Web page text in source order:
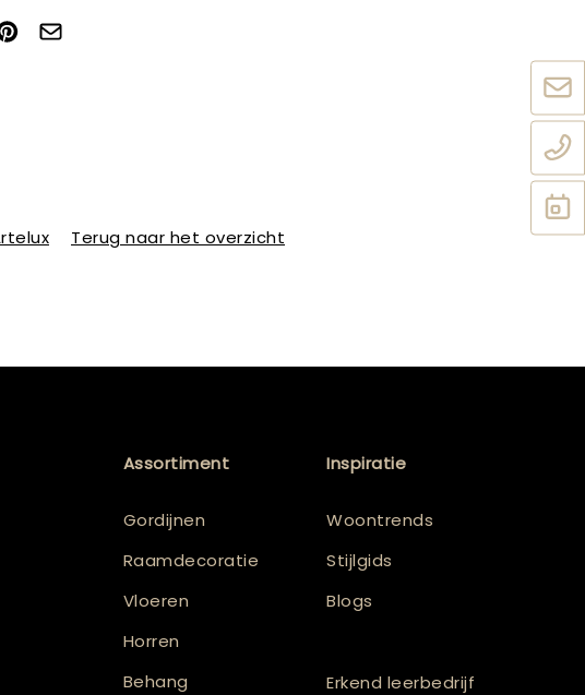
Terug naar het overzicht
Assortiment
Gordijnen
Raamdecoratie
Vloeren
Horren
Behang
Inspiratie
Woontrends
Stijlgids
Blogs
Erkend leerbedrijf